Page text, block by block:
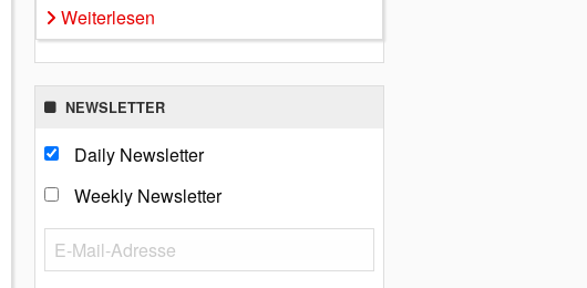
Weiterlesen
NEWSLETTER
Daily Newsletter
Weekly Newsletter